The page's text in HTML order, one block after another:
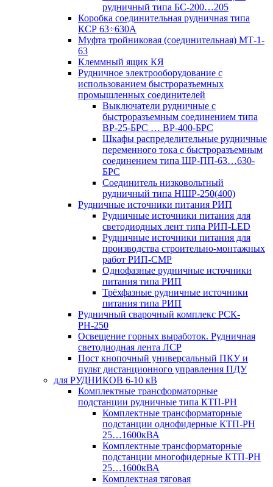
рудничный типа БС-200…205
Коробка соединительная рудничная типа
КСР 63÷630А
Муфта тройниковая (соединительная) МТ-1-
63
Клеммный ящик КЯ
Рудничное электрооборудование с
использованием быстроразъемных
промышленных соединителей
Выключатели рудничные с
быстроразъемным соединением типа
ВР-25-БРС … ВР-400-БРС
Шкафы распределительные рудничные
переменного тока с быстроразъемным
соединением типа ШР-ПП-63…630-
БРС
Соединитель низковольтный
рудничный типа НШР-250(400)
Рудничные источники питания РИП
Рудничные источники питания для
светодиодных лент типа РИП-LED
Рудничные источники питания для
производства строительно-монтажных
работ РИП-СМР
Однофазные рудничные источники
питания типа РИП
Трёхфазные рудничные источники
питания типа РИП
Рудничный сварочный комплекс РСК-
РН-250
Освещение горных выработок. Рудничная
светодиодная лента ЛСР
Пост кнопочный универсальный ПКУ и
пульт дистанционного управления ПДУ
для РУДНИКОВ 6-10 кВ
Комплектные трансформаторные
подстанции рудничные типа КТП-РН
Комплектные трансформаторные
подстанции однофидерные КТП-РН
25…1600кВА
Комплектные трансформаторные
подстанции многофидерные КТП-РН
25…1600кВА
Комплектная тяговая